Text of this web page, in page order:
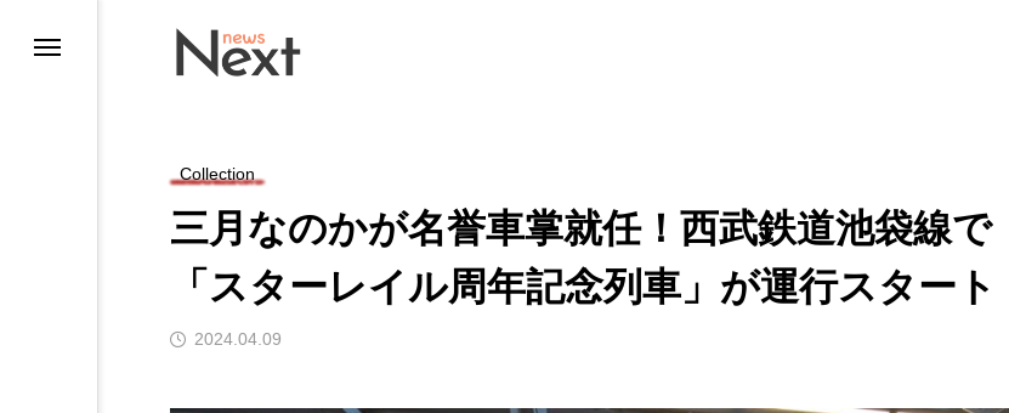
Collection
三月なのかが名誉車掌就任！西武鉄道池袋線で
「スターレイル周年記念列車」が運行スタート
2024.04.09